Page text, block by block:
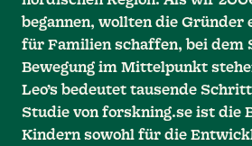
begannen, wollten die
für Familien schaffen, bei dem
Bewegung im Mittelpunkt
Leo’s bedeutet tausende
Studie von forskning.se ist die
Kindern sowohl für die